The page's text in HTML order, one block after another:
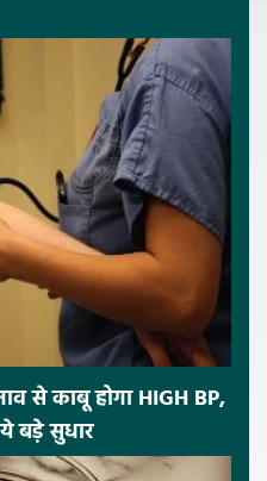
से काबू होगा HIGH BP,
बड़े सुधार